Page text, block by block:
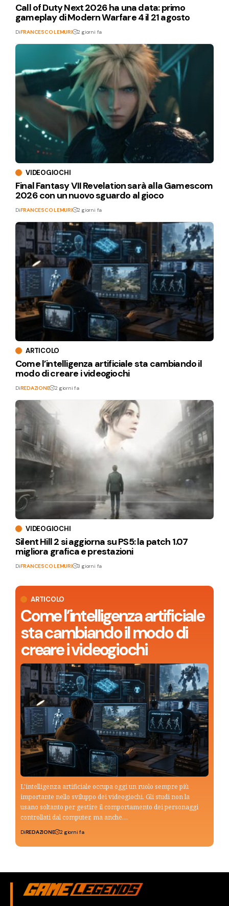
ARTICOLO
Come l’intelligenza artificiale
sta cambiando il modo di
creare i videogiochi
L'intelligenza artificiale occupa oggi un ruolo sempre più
importante nello sviluppo dei videogiochi. Gli studi non la
usano soltanto per gestire il comportamento dei personaggi
controllati dal computer, ma anche…
DiREDAZIONE 2 giorni fa
Call of Duty Next 2026 ha una data: primo
gameplay di Modern Warfare 4 il 21 agosto
DiFRANCESCO LEMURI 2 giorni fa
VIDEOGIOCHI
Final Fantasy VII Revelation sarà alla Gamescom
2026 con un nuovo sguardo al gioco
DiFRANCESCO LEMURI 2 giorni fa
ARTICOLO
Come l’intelligenza artificiale sta cambiando il
modo di creare i videogiochi
DiREDAZIONE 2 giorni fa
VIDEOGIOCHI
Silent Hill 2 si aggiorna su PS5: la patch 1.07
migliora grafica e prestazioni
DiFRANCESCO LEMURI 3 giorni fa